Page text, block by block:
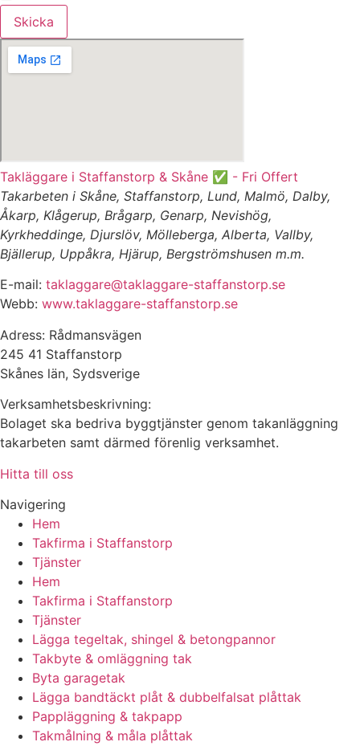
Skicka
Takläggare i Staffanstorp & Skåne ✅ - Fri Offert
Takarbeten i Skåne, Staffanstorp, Lund, Malmö, Dalby,
Åkarp, Klågerup, Brågarp, Genarp, Nevishög,
Kyrkheddinge, Djurslöv, Mölleberga, Alberta, Vallby,
Bjällerup, Uppåkra, Hjärup, Bergströmshusen m.m.
E-mail: taklaggare@taklaggare-staffanstorp.se
Webb: www.taklaggare-staffanstorp.se
Adress: Rådmansvägen
245 41 Staffanstorp
Skånes län, Sydsverige
Verksamhetsbeskrivning:
Bolaget ska bedriva byggtjänster genom takanläggning
takarbeten samt därmed förenlig verksamhet.
Hitta till oss
Navigering
Hem
Takfirma i Staffanstorp
Tjänster
Hem
Takfirma i Staffanstorp
Tjänster
Lägga tegeltak, shingel & betongpannor
Takbyte & omläggning tak
Byta garagetak
Lägga bandtäckt plåt & dubbelfalsat plåttak
Pappläggning & takpapp
Takmålning & måla plåttak